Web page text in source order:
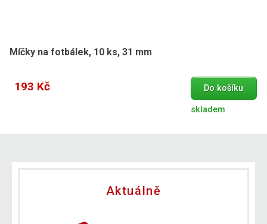
Míčky na fotbálek, 10 ks, 31 mm
193 Kč Do košíku
skladem
Aktuálně